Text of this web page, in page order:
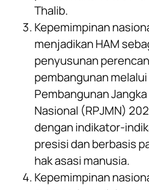
Thalib.
Kepemimpinan
menjadikan HAM
penyusunan
pembangunan
Pembangunan
Nasional (RPJMN)
dengan indikator-
presisi dan berbasis
hak asasi manusia.
Kepemimpinan